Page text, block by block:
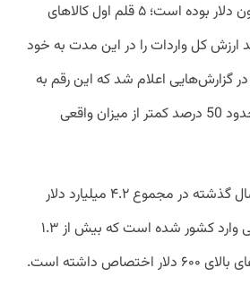
همراه به ارزش ۸۶۷ میلیون دلار بوده است؛ ۵ قلم اول کالاهای
حدود ۲۰.۶۳ درصد ارزش کل واردات را در این مدت به خود
گزارش‌هایی اعلام شد که این رقم به
دلیل تغییر در کد تعرفه حدود 50 درصد کمتر از میزان واقعی
طبق گزارش‌های گمرک، سال گذشته در مجموع ۴.۲ میلیارد دلار
گوشی موبایل به‌طور رسمی وارد کشور شده است که بیش از ۱.۳
میلیارد دلار آن به گوشی‌های بالای ۶۰۰ دلار اختصاص داشته است.